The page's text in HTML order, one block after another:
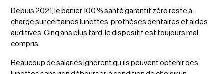
Depuis 2021, le panier 100 % santé garantit zéro reste à
charge sur certaines lunettes, prothèses dentaires et aides
auditives. Cinq ans plus tard, le dispositif est toujours mal
compris.
Beaucoup de salariés ignorent qu’ils peuvent obtenir des